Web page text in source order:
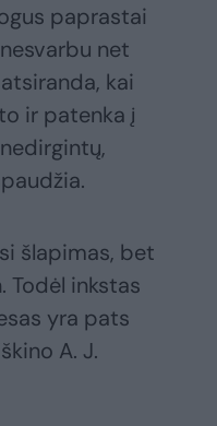
paprastai
net
kai
ir patenka į
šlapimas, bet
Todėl inkstas
yra pats
A. J.